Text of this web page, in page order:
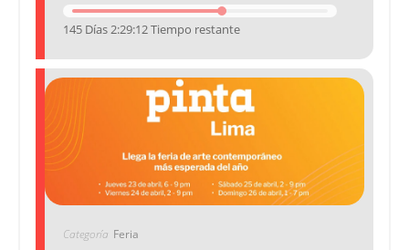
145 Días 2:29:11 Tiempo restante
Categoría Feria